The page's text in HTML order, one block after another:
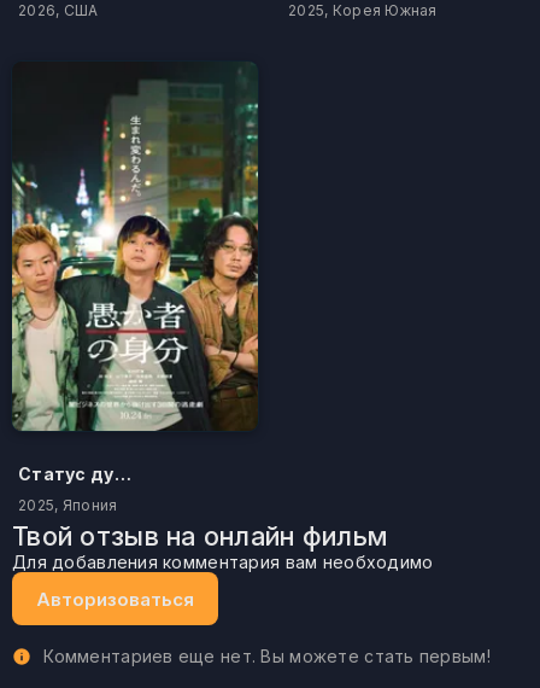
2026, США 2025, Корея Южная
Статус дурака
2025, Япония
Твой отзыв на онлайн фильм
Для добавления комментария вам необходимо
Авторизоваться
Комментариев еще нет. Вы можете стать первым!